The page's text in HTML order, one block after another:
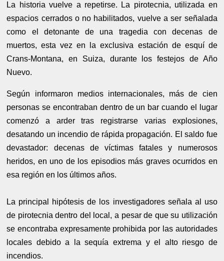
La historia vuelve a repetirse. La pirotecnia, utilizada en
espacios cerrados o no habilitados, vuelve a ser señalada
como el detonante de una tragedia con decenas de
muertos, esta vez en la exclusiva estación de esquí de
Crans-Montana, en Suiza, durante los festejos de Año
Nuevo.
Según informaron medios internacionales, más de cien
personas se encontraban dentro de un bar cuando el lugar
comenzó a arder tras registrarse varias explosiones,
desatando un incendio de rápida propagación. El saldo fue
devastador: decenas de víctimas fatales y numerosos
heridos, en uno de los episodios más graves ocurridos en
esa región en los últimos años.
La principal hipótesis de los investigadores señala al uso
de pirotecnia dentro del local, a pesar de que su utilización
se encontraba expresamente prohibida por las autoridades
locales debido a la sequía extrema y el alto riesgo de
incendios.